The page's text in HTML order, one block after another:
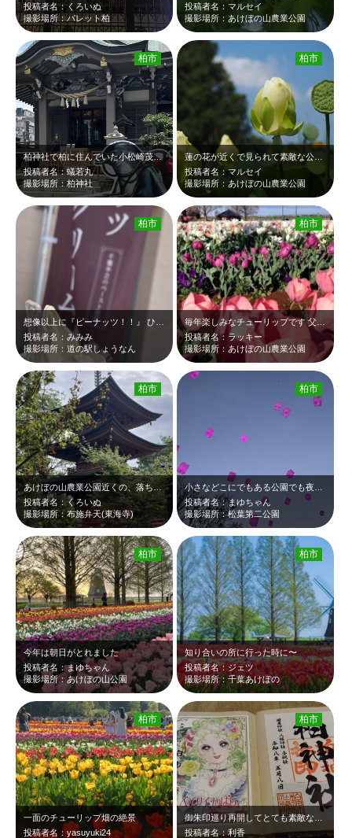
投稿者名：くろいぬ
撮影場所：パレット柏
投稿者名：マルセイ
撮影場所：あけぼの山農業公園
柏神社で柏に住んでいた小松崎茂の絵馬と御守が登場したので、イルカが攻めてきたぞ…
投稿者名：蟻若丸
撮影場所：柏神社
柏市
蓮の花が近くで見られて素敵な公園です。
投稿者名：マルセイ
撮影場所：あけぼの山農業公園
柏市
投稿者名：みみみ
撮影場所：道の駅しょうなん
柏市
投稿者名：ラッキー
撮影場所：あけぼの山農業公園
柏市
あけぼの山農業公園近くの、落ち着いたお寺です。
投稿者名：くろいぬ
撮影場所：布施弁天(東海寺)
柏市
小さなどこにでもある公園でも夜は意外と素敵💓
投稿者名：まゆちゃん
撮影場所：松葉第二公園
柏市
今年は朝日がとれました
投稿者名：まゆちゃん
撮影場所：あけぼの山公園
柏市
知り合いの所に行った時に〜
投稿者名：ジェツ
撮影場所：千葉あけぼの
柏市
一面のチューリップ畑の絶景
投稿者名：yasuyuki24
柏市
投稿者名：利香
柏市